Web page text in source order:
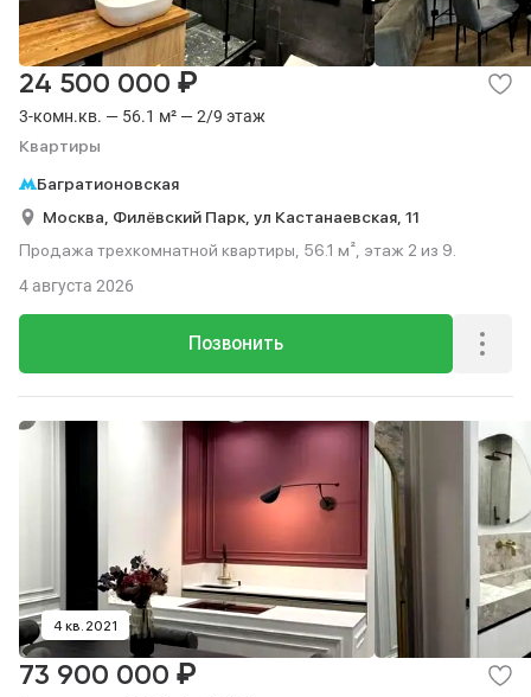
3-комн.кв. — 56.1 м² — 2/9 этаж
Квартиры
24 500 000 ₽
Багратионовская
Москва, Филёвский Парк, ул Кастанаевская, 11
Продажа трехкомнатной квартиры, 56.1 м², этаж 2 из 9.
Позвонить
4 августа 2026
4 кв. 2021
73 900 000 ₽